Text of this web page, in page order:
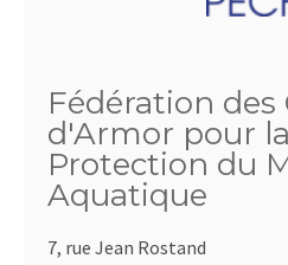
Fédération des
d'Armor pour
Protection du
Aquatique
7, rue Jean Rostand